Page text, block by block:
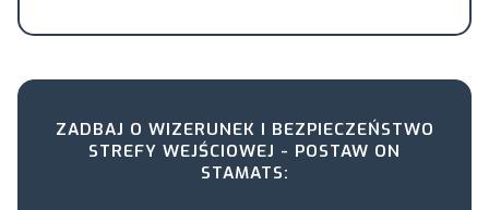
ZADBAJ O WIZERUNEK I BEZPIECZEŃSTWO
STREFY WEJŚCIOWEJ - POSTAW ON
STAMATS: